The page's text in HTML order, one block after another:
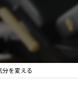
分を変える